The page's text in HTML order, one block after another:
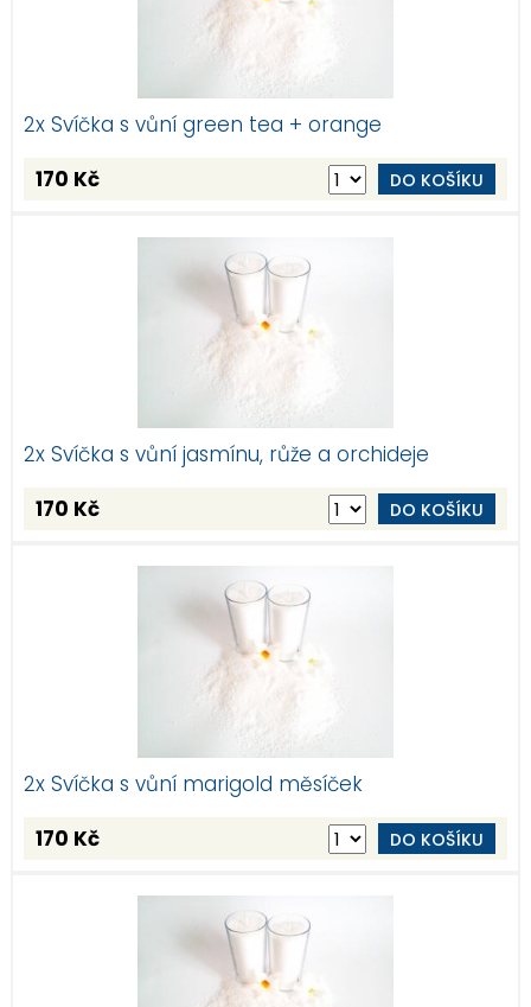
2x Svíčka s vůní green tea + orange
170 Kč
DO KOŠÍKU
2x Svíčka s vůní jasmínu, růže a orchideje
170 Kč
DO KOŠÍKU
2x Svíčka s vůní marigold měsíček
170 Kč
DO KOŠÍKU